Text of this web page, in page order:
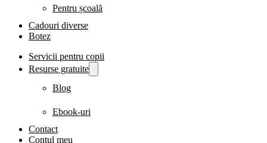
Pentru școală
Cadouri diverse
Botez
Servicii pentru copii
Resurse gratuite
Blog
Ebook-uri
Contact
Contul meu